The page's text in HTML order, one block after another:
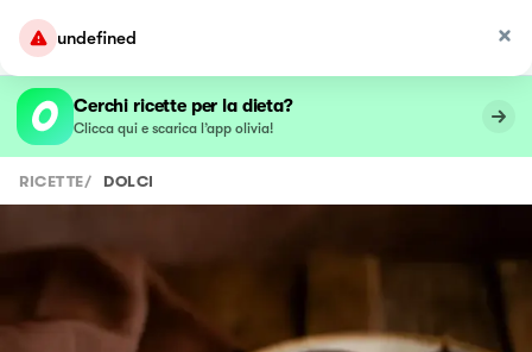
undefined
Cerchi ricette per la dieta?
Clicca qui e scarica l’app olivia!
RICETTE/ DOLCI